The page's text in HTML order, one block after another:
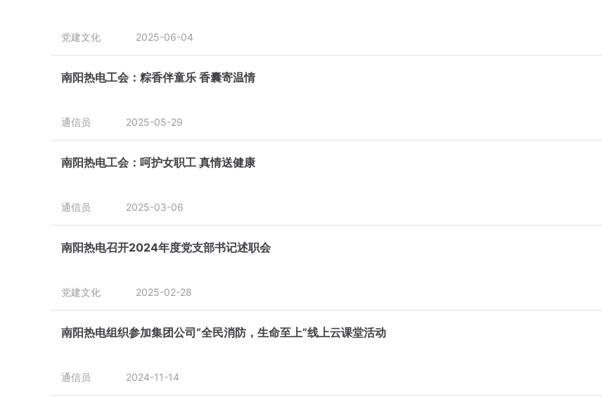
党建文化 2025-06-04
南阳热电工会：粽香伴童乐 香囊寄温情
通信员 2025-05-29
南阳热电工会：呵护女职工 真情送健康
通信员 2025-03-06
南阳热电召开2024年度党支部书记述职会
党建文化 2025-02-28
南阳热电组织参加集团公司“全民消防，生命至上”线上云课堂活动
通信员 2024-11-14